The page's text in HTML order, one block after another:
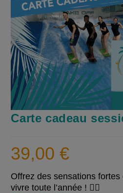
Carte cadeau
39,00€
Offrez des sensations
vivre toute l’année ! 🏄‍♂️